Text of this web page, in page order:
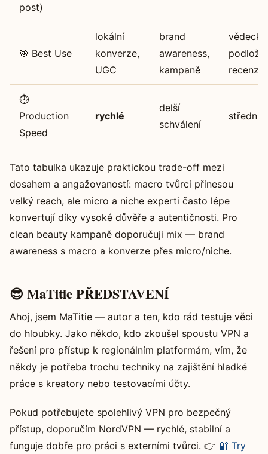
post)
🎯 Best Use
lokální
konverze,
UGC
brand
awareness,
kampaně
vědecky
recenze
⏱️
Production
Speed
rychlé
delší
schválení
střední
Tato tabulka ukazuje praktickou trade-off mezi
dosahem a angažovaností: macro tvůrci přinesou
velký reach, ale micro a niche experti často lépe
konvertují díky vysoké důvěře a autentičnosti. Pro
clean beauty kampaně doporučuji mix — brand
awareness s macro a konverze přes micro/niche.
😎 MaTitie PŘEDSTAVENÍ
Ahoj, jsem MaTitie — autor a ten, kdo rád testuje věci
do hloubky. Jako někdo, kdo zkoušel spoustu VPN a
řešení pro přístup k regionálním platformám, vím, že
někdy je potřeba trochu techniky na zajištění hladké
práce s kreatory nebo testovacími účty.
Pokud potřebujete spolehlivý VPN pro bezpečný
přístup, doporučím NordVPN — rychlé, stabilní a
funguje dobře pro práci s externími tvůrci. 👉 🔐 Try